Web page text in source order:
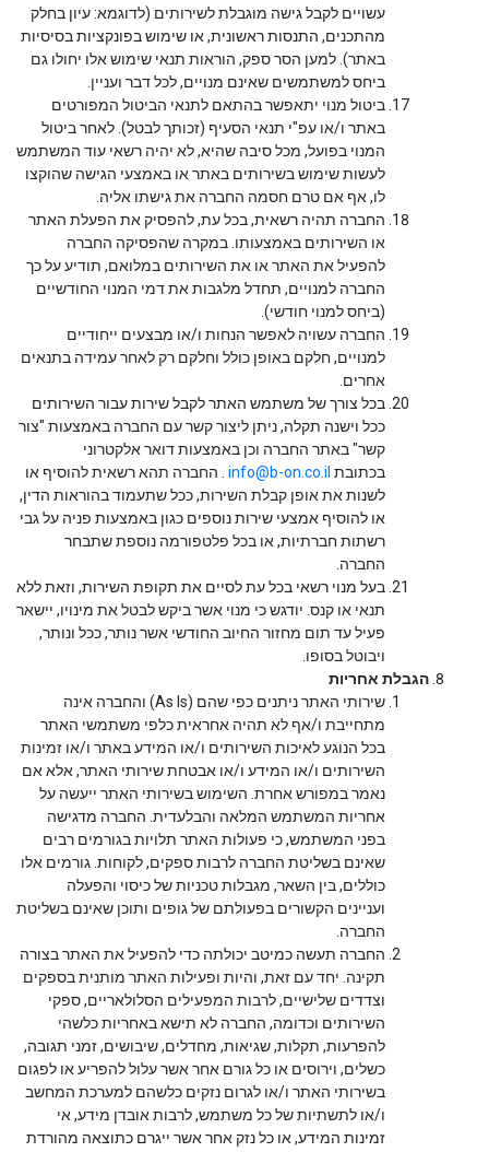
עשויים לקבל גישה מוגבלת לשירותים (לדוגמא: עיון בחלק
מהתכנים, התנסות ראשונית, או שימוש בפונקציות בסיסיות
באתר). למען הסר ספק, הוראות תנאי שימוש אלו יחולו גם
ביחס למשתמשים שאינם מנויים, לכל דבר ועניין.
ביטול מנוי יתאפשר בהתאם לתנאי הביטול המפורטים
באתר ו/או עפ"י תנאי הסעיף (זכותך לבטל). לאחר ביטול
המנוי בפועל, מכל סיבה שהיא, לא יהיה רשאי עוד המשתמש
לעשות שימוש בשירותים באתר או באמצעי הגישה שהוקצו
לו, אף אם טרם חסמה החברה את גישתו אליה.
החברה תהיה רשאית, בכל עת, להפסיק את הפעלת האתר
או השירותים באמצעותו. במקרה שהפסיקה החברה
להפעיל את האתר או את השירותים במלואם, תודיע על כך
החברה למנויים, תחדל מלגבות את דמי המנוי החודשיים
(ביחס למנוי חודשי).
החברה עשויה לאפשר הנחות ו/או מבצעים ייחודיים
למנויים, חלקם באופן כולל וחלקם רק לאחר עמידה בתנאים
אחרים.
בכל צורך של משתמש האתר לקבל שירות עבור השירותים
ככל וישנה תקלה, ניתן ליצור קשר עם החברה באמצעות "צור
קשר" באתר החברה וכן באמצעות דואר אלקטרוני
בכתובת info@b-on.co.il . החברה תהא רשאית להוסיף או
לשנות את אופן קבלת השירות, ככל שתעמוד בהוראות הדין,
או להוסיף אמצעי שירות נוספים כגון באמצעות פניה על גבי
רשתות חברתיות, או בכל פלטפורמה נוספת שתבחר
החברה.
בעל מנוי רשאי בכל עת לסיים את תקופת השירות, וזאת ללא
תנאי או קנס. יודגש כי מנוי אשר ביקש לבטל את מינויו, יישאר
פעיל עד תום מחזור החיוב החודשי אשר נותר, ככל ונותר,
ויבוטל בסופו.
הגבלת אחריות
שירותי האתר ניתנים כפי שהם (As Is) והחברה אינה
מתחייבת ו/אף לא תהיה אחראית כלפי משתמשי האתר
בכל הנוגע לאיכות השירותים ו/או המידע באתר ו/או זמינות
השירותים ו/או המידע ו/או אבטחת שירותי האתר, אלא אם
נאמר במפורש אחרת. השימוש בשירותי האתר ייעשה על
אחריות המשתמש המלאה והבלעדית. החברה מדגישה
בפני המשתמש, כי פעולות האתר תלויות בגורמים רבים
שאינם בשליטת החברה לרבות ספקים, לקוחות. גורמים אלו
כוללים, בין השאר, מגבלות טכניות של כיסוי והפעלה
ועניינים הקשורים בפעולתם של גופים ותוכן שאינם בשליטת
החברה.
החברה תעשה כמיטב יכולתה כדי להפעיל את האתר בצורה
תקינה. יחד עם זאת, והיות ופעילות האתר מותנית בספקים
וצדדים שלישיים, לרבות המפעילים הסלולאריים, ספקי
השירותים וכדומה, החברה לא תישא באחריות כלשהי
להפרעות, תקלות, שגיאות, מחדלים, שיבושים, זמני תגובה,
כשלים, וירוסים או כל גורם אחר אשר עלול להפריע או לפגום
בשירותי האתר ו/או לגרום נזקים כלשהם למערכת המחשב
ו/או לתשתיות של כל משתמש, לרבות אובדן מידע, אי
זמינות המידע, או כל נזק אחר אשר ייגרם כתוצאה מהורדת